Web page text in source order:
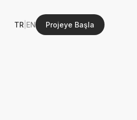
TR EN Projeye Başla